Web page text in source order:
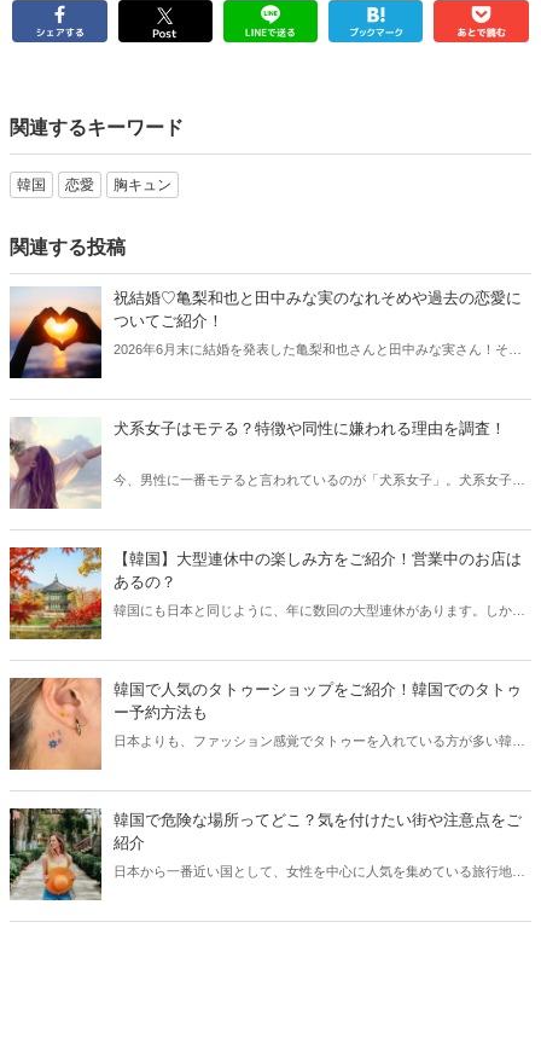
関連するキーワード
韓国 恋愛 胸キュン
関連する投稿
祝結婚♡亀梨和也と田中みな実のなれそめや過去の恋愛に
ついてご紹介！
2026年6月末に結婚を発表した亀梨和也さんと田中みな実さん！そこ
犬系女子はモテる？特徴や同性に嫌われる理由を調査！
今、男性に一番モテると言われているのが「犬系女子」。犬系女子と
【韓国】大型連休中の楽しみ方をご紹介！営業中のお店は
あるの？
韓国にも日本と同じように、年に数回の大型連休があります。しか
す。
韓国で人気のタトゥーショップをご紹介！韓国でのタトゥ
ー予約方法も
日本よりも、ファッション感覚でタトゥーを入れている方が多い韓
ゥーショップと共に、韓国でのタトゥー予約方法をご紹介します。
韓国で危険な場所ってどこ？気を付けたい街や注意点をご
紹介
日本から一番近い国として、女性を中心に人気を集めている旅行地・